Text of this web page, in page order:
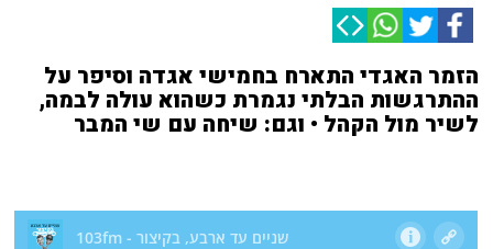
הזמר האגדי התארח בחמישי אגדה וסיפר על
ההתרגשות הבלתי נגמרת כשהוא עולה לבמה,
לשיר מול הקהל • וגם: שיחה עם שי המבר